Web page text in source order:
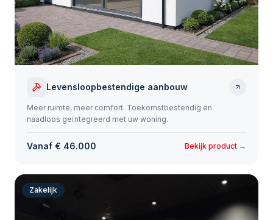
Levensloopbestendige aanbouw
Meer ruimte, meer comfort. Toekomstbestendig en
naadloos geïntegreerd met uw woning.
Vanaf € 46.000 Bekijk product →
Zakelijk